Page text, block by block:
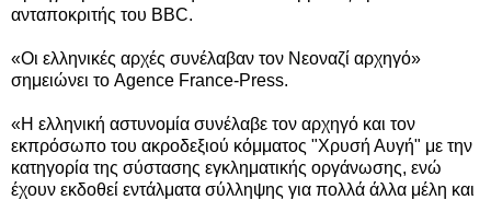
ανταποκριτής του BBC.
«Οι ελληνικές αρχές συνέλαβαν τον Νεοναζί αρχηγό»
σημειώνει το Agence France-Press.
«Η ελληνική αστυνομία συνέλαβε τον αρχηγό και τον
εκπρόσωπο του ακροδεξιού κόμματος "Χρυσή Αυγή" με την
κατηγορία της σύστασης εγκληματικής οργάνωσης, ενώ
έχουν εκδοθεί εντάλματα σύλληψης για πολλά άλλα μέλη και